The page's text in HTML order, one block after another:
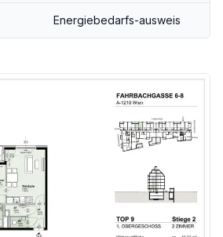
Energiebedarfs-ausweis